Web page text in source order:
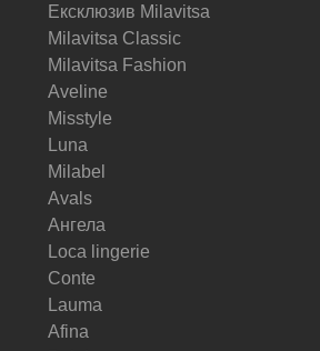
Ексклюзив Milavitsa
Milavitsa Classic
Milavitsa Fashion
Aveline
Misstyle
Luna
Milabel
Avals
Ангела
Loca lingerie
Conte
Lauma
Afina